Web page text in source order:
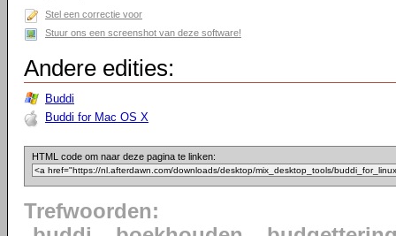
Stel een correctie voor
Stuur ons een screenshot van deze software!
Andere edities:
Buddi
Buddi for Mac OS X
HTML code om naar deze pagina te linken:
Trefwoorden: